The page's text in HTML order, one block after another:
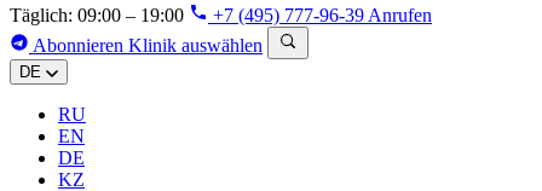
Täglich: 09:00 – 19:00 +7 (495) 777-96-39 Anrufen
Abonnieren Klinik auswählen
DE
RU
EN
DE
KZ